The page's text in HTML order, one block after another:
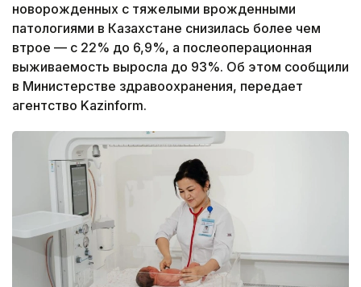
новорожденных с тяжелыми врожденными
патологиями в Казахстане снизилась более чем
втрое — с 22% до 6,9%, а послеоперационная
выживаемость выросла до 93%. Об этом сообщили
в Министерстве здравоохранения, передает
агентство Kazinform.